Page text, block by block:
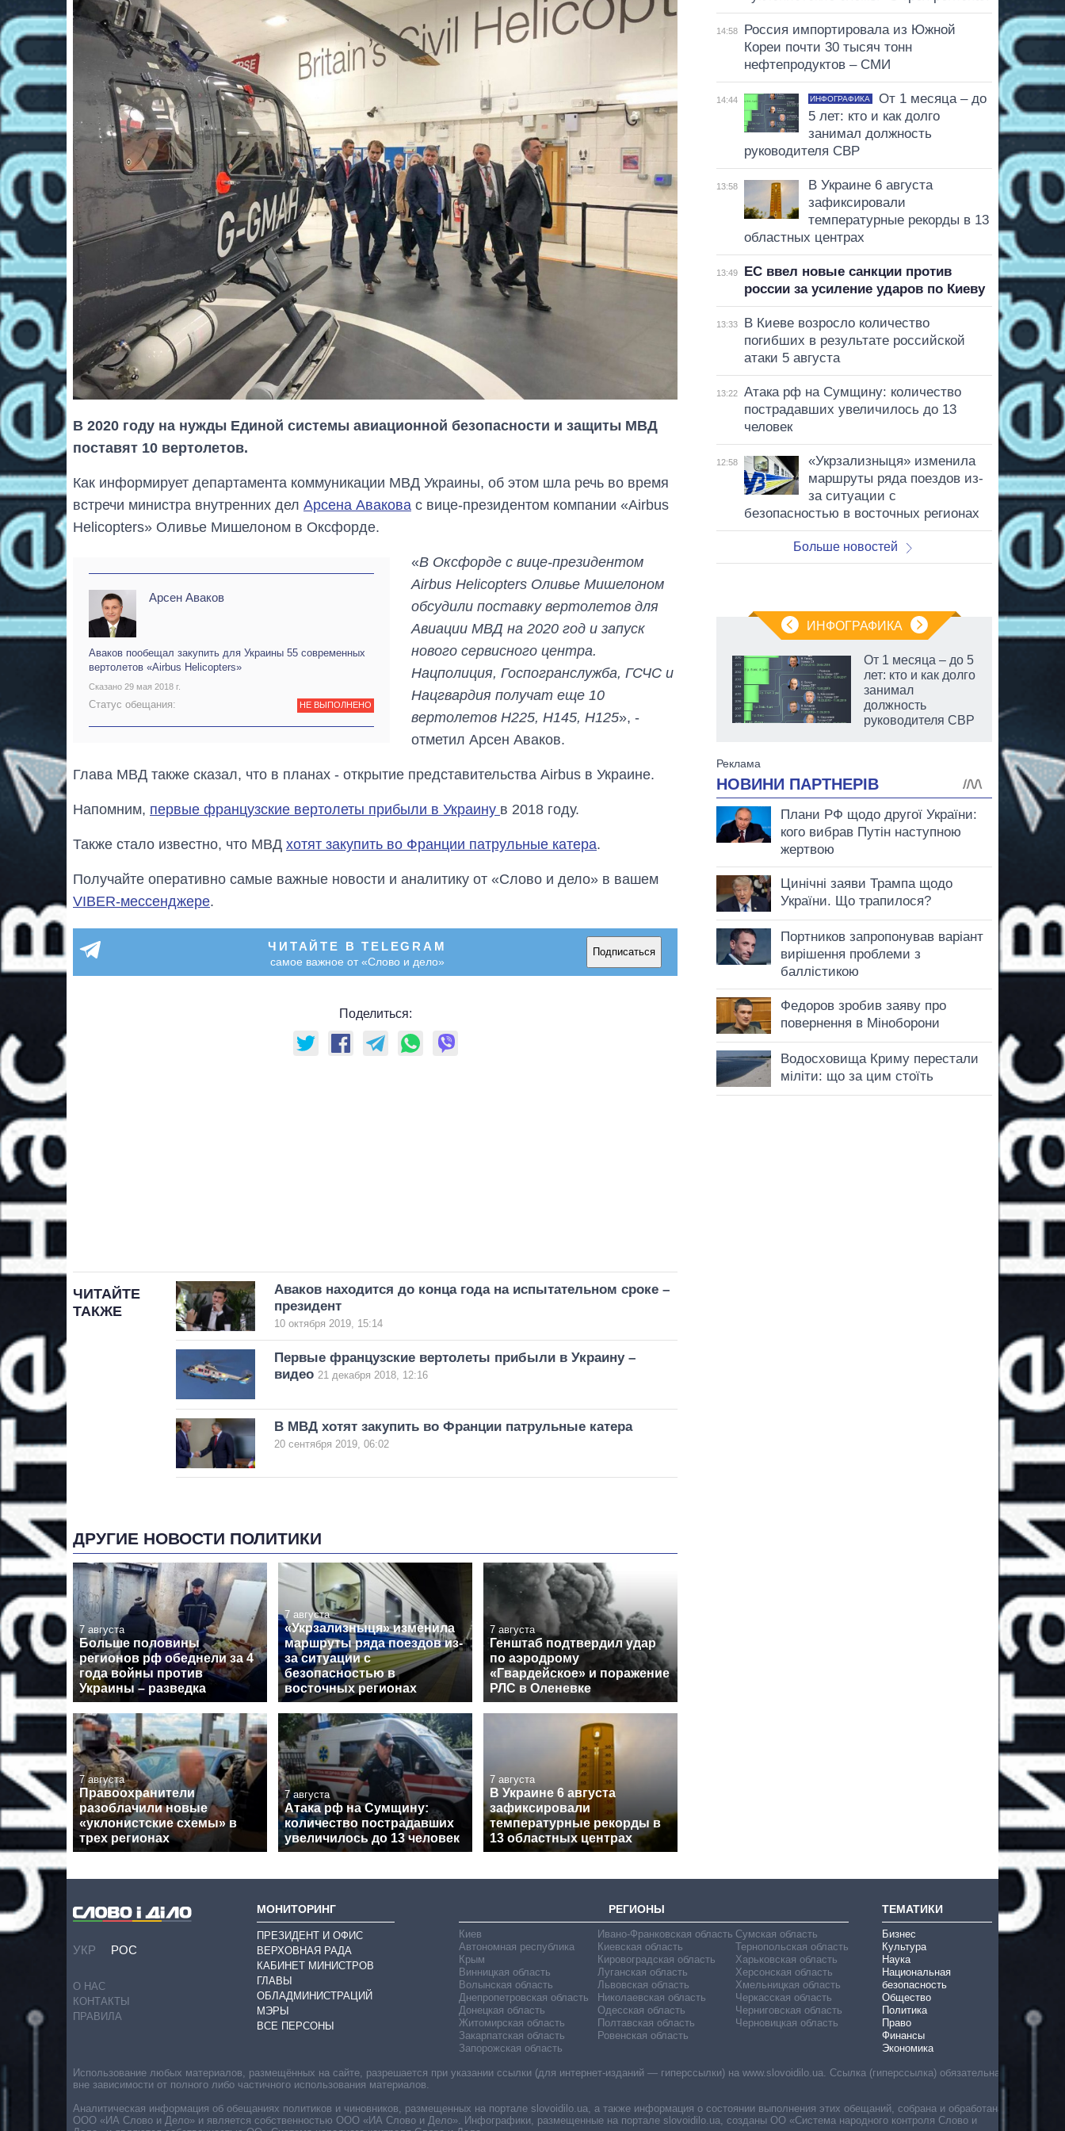
В 2020 году на нужды Единой системы авиационной безопасности и защиты МВД
поставят 10 вертолетов.
Как информирует департамента коммуникации МВД Украины, об этом шла речь во время
встречи министра внутренних дел Арсена Авакова с вице-президентом компании «Airbus
Helicopters» Оливье Мишелоном в Оксфорде.
Арсен Аваков
Аваков пообещал закупить для Украины 55 современных
вертолетов «Airbus Helicopters»
Сказано 29 мая 2018 г.
Статус обещания: НЕ ВЫПОЛНЕНО
«В Оксфорде с вице-президентом
Airbus Helicopters Оливье Мишелоном
обсудили поставку вертолетов для
Авиации МВД на 2020 год и запуск
нового сервисного центра.
Нацполиция, Госпогранслужба, ГСЧС и
Нацгвардия получат еще 10
вертолетов Н225, Н145, Н125», -
отметил Арсен Аваков.
Глава МВД также сказал, что в планах - открытие представительства Airbus в Украине.
Напомним, первые французские вертолеты прибыли в Украину в 2018 году.
Также стало известно, что МВД хотят закупить во Франции патрульные катера.
Получайте оперативно самые важные новости и аналитику от «Слово и дело» в вашем
VIBER-мессенджере.
ЧИТАЙТЕ В TELEGRAM
самое важное от «Слово и дело»
Подписаться
Поделиться:
ЧИТАЙТЕ
ТАКЖЕ
Аваков находится до конца года на испытательном сроке –
президент
10 октября 2019, 15:14
Первые французские вертолеты прибыли в Украину –
видео 21 декабря 2018, 12:16
В МВД хотят закупить во Франции патрульные катера
20 сентября 2019, 06:02
ДРУГИЕ НОВОСТИ ПОЛИТИКИ
7 августа
Больше половины
регионов рф обеднели за 4
года войны против
Украины – разведка
7 августа
«Укрзализныця» изменила
маршруты ряда поездов из-
за ситуации с
безопасностью в
восточных регионах
7 августа
Генштаб подтвердил удар
по аэродрому
«Гвардейское» и поражение
РЛС в Оленевке
7 августа
Правоохранители
разоблачили новые
«уклонистские схемы» в
трех регионах
7 августа
Атака рф на Сумщину:
количество пострадавших
увеличилось до 13 человек
7 августа
В Украине 6 августа
зафиксировали
температурные рекорды в
13 областных центрах
14:58
Россия импортировала из Южной
Кореи почти 30 тысяч тонн
нефтепродуктов – СМИ
14:44 ИНФОГРАФИКА
От 1 месяца – до
5 лет: кто и как долго
занимал должность
руководителя СВР
13:58
В Украине 6 августа
зафиксировали
температурные рекорды в 13
областных центрах
13:49
ЕС ввел новые санкции против
россии за усиление ударов по Киеву
13:33
В Киеве возросло количество
погибших в результате российской
атаки 5 августа
13:22
Атака рф на Сумщину: количество
пострадавших увеличилось до 13
человек
12:58
«Укрзализныця» изменила
маршруты ряда поездов из-
за ситуации с
безопасностью в восточных регионах
Больше новостей
ИНФОГРАФИКА
Как изменился
бюджет
Министерства
войны с россией
От 1 месяца – до 5
лет: кто и как долго
занимал
должность
руководителя СВР
УКР РОС
О НАС
КОНТАКТЫ
ПРАВИЛА
МОНИТОРИНГ
ПРЕЗИДЕНТ И ОФИС
ВЕРХОВНАЯ РАДА
КАБИНЕТ МИНИСТРОВ
ГЛАВЫ
ОБЛАДМИНИСТРАЦИЙ
МЭРЫ
ВСЕ ПЕРСОНЫ
РЕГИОНЫ
Киев
Автономная республика
Крым
Винницкая область
Волынская область
Днепропетровская область
Донецкая область
Житомирская область
Закарпатская область
Запорожская область
Ивано-Франковская область
Киевская область
Кировоградская область
Луганская область
Львовская область
Николаевская область
Одесская область
Полтавская область
Ровенская область
Сумская область
Тернопольская область
Харьковская область
Херсонская область
Хмельницкая область
Черкасская область
Черниговская область
Черновицкая область
ТЕМАТИКИ
Бизнес
Культура
Наука
Национальная
безопасность
Общество
Политика
Право
Финансы
Экономика
Использование любых материалов, размещённых на сайте, разрешается при указании ссылки (для интернет-изданий — гиперссылки) на www.slovoidilo.ua. Ссылка (гиперссылка) обязательна
вне зависимости от полного либо частичного использования материалов.
Аналитическая информация об обещаниях политиков и чиновников, размещенных на портале slovoidilo.ua, а также информация о состоянии выполнения этих обещаний, собрана и обработана
ООО «ИА Слово и Дело» и является собственностью ООО «ИА Слово и Дело». Инфографики, размещенные на портале slovoidilo.ua, созданы ОО «Система народного контроля Слово и